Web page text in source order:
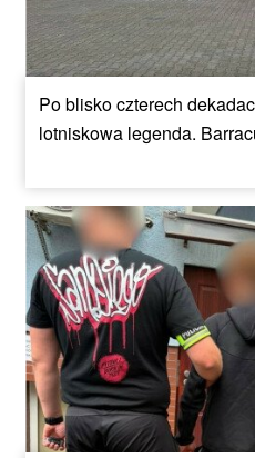
Po blisko czterech
lotniskowa legenda.